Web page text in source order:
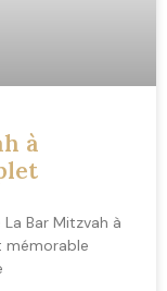
à
Bar Mitzvah à
mémorable